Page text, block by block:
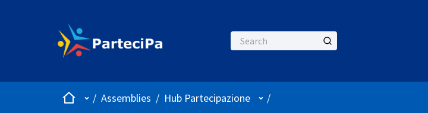
HomeMain menu
/ Assemblies / Hub Partecipazione User menu
/